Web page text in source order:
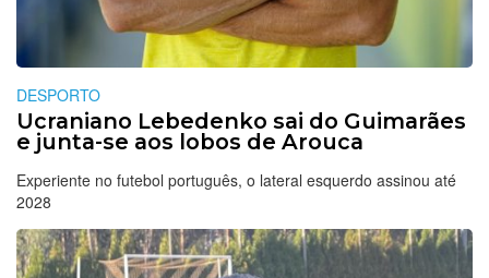
DESPORTO
Ucraniano Lebedenko sai do Guimarães
e junta-se aos lobos de Arouca
Experiente no futebol português, o lateral esquerdo assinou até
2028